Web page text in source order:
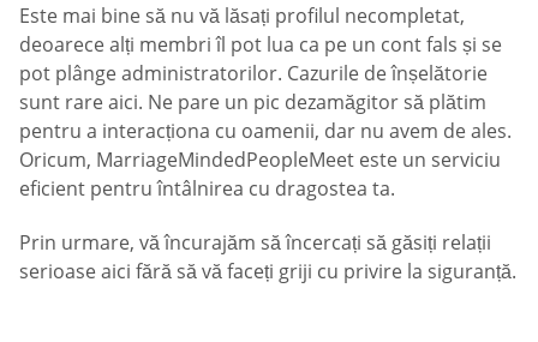
Este mai bine să nu vă lăsați profilul necompletat,
deoarece alți membri îl pot lua ca pe un cont fals și se
pot plânge administratorilor. Cazurile de înșelătorie
sunt rare aici. Ne pare un pic dezamăgitor să plătim
pentru a interacționa cu oamenii, dar nu avem de ales.
Oricum, MarriageMindedPeopleMeet este un serviciu
eficient pentru întâlnirea cu dragostea ta.
Prin urmare, vă încurajăm să încercați să găsiți relații
serioase aici fără să vă faceți griji cu privire la siguranță.